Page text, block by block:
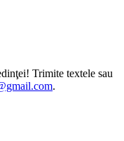
Trimite textele sau
.